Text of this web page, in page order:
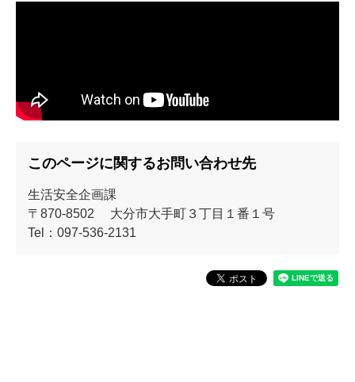
このページに関するお問い合わせ先
生活安全企画課
〒870-8502
大分市大手町３丁目１番１号
Tel：097-536-2131